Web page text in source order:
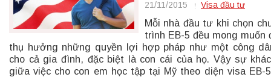
21/11/2015 Visa đầu tư
Mỗi nhà đầu tư khi chọn
trình EB-5 đều mong muốn
thụ hưởng những quyền lợi hợp pháp như một công
cho cả gia đình, đặc biệt là con cái của họ. Vậy sự
giữa việc cho con em học tập tại Mỹ theo diện visa EB-